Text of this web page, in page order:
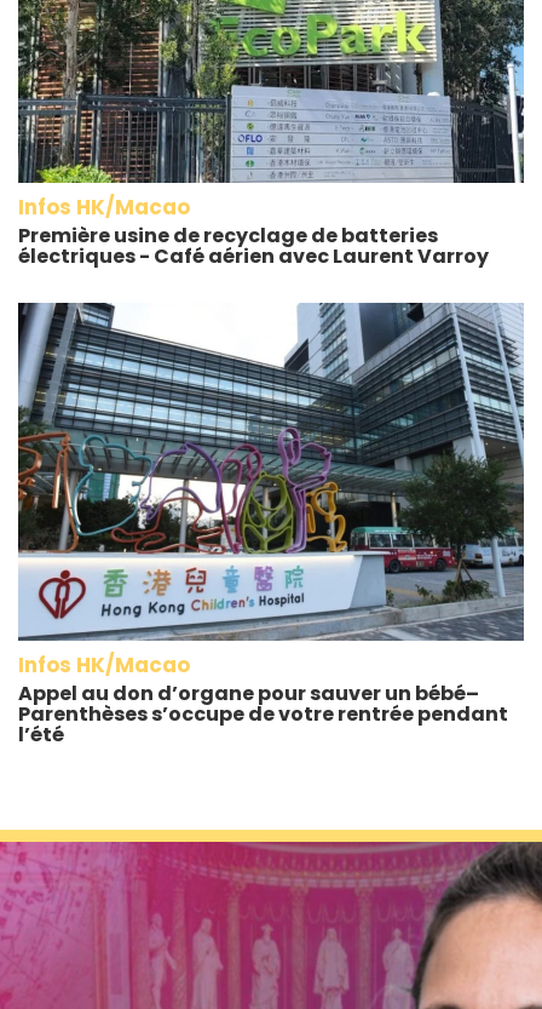
Infos HK/Macao
Première usine de recyclage de batteries
électriques - Café aérien avec Laurent Varroy
Infos HK/Macao
Appel au don d’organe pour sauver un bébé–
Parenthèses s’occupe de votre rentrée pendant
l’été